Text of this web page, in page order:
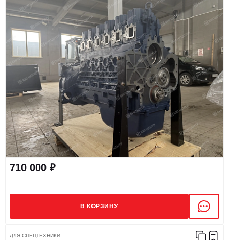
710 000 ₽
В КОРЗИНУ
ДЛЯ СПЕЦТЕХНИКИ